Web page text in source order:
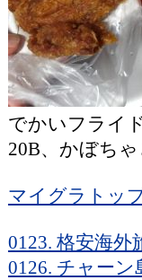
でかいフライ
20B、かぼち
マイグラトッ
0123. 格安海外
0126. チャーン